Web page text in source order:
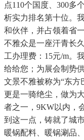
点110个国度、300多
析实力排名第十位。
和伙伴，并占领着省
不雅众是一座汗青长
工办理费：15元/m。
给给您；为展会制势
文景不雅被称为“东方
更是一骑绝尘，做为
者之一，9KW以内，
到这一点，铸就了城
暖锅配料、暖锅涮品